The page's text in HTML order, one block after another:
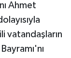
Ahmet
vatandaşların